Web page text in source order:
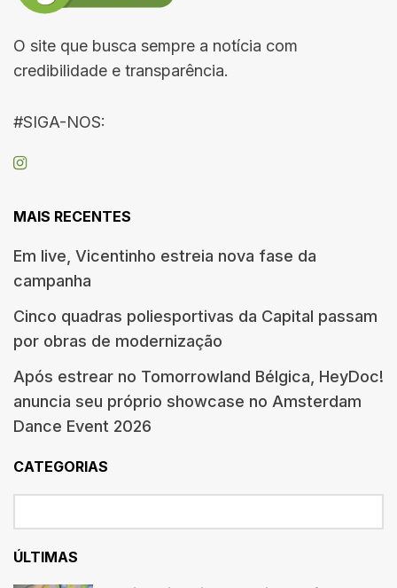
O site que busca sempre a notícia com
credibilidade e transparência.
#SIGA-NOS:
MAIS RECENTES
Em live, Vicentinho estreia nova fase da
campanha
Cinco quadras poliesportivas da Capital passam
por obras de modernização
Após estrear no Tomorrowland Bélgica, HeyDoc!
anuncia seu próprio showcase no Amsterdam
Dance Event 2026
CATEGORIAS
ÚLTIMAS